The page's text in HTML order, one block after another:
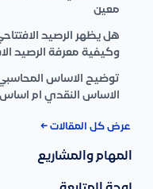
معين
هل يظهر الرصيد
وكيفية معرفة الرصيد
توضيح الاساس
الاساس النقدي ام اساس
عرض كل المقالات ←
المهام والمشاريع